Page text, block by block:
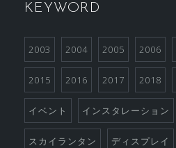
KEYWORD
2003 2004 2005 2006
2015 2016 2017 2018
イベント インスタレーション
スカイランタン ディスプレイ